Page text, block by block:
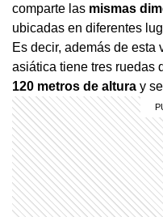
comparte las mismas
ubicadas en diferentes
Es decir, además de esta
asiática tiene tres ruedas
120 metros de altura y